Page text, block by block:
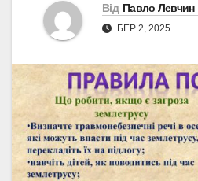
Від Павло Левчин
БЕР 2, 2025